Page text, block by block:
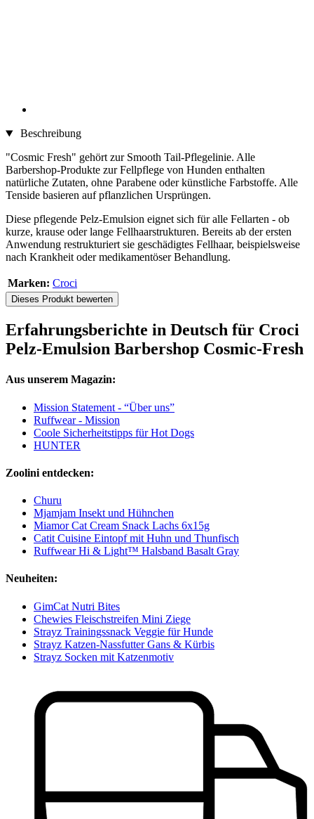
Beschreibung
"Cosmic Fresh" gehört zur Smooth Tail-Pflegelinie. Alle
Barbershop-Produkte zur Fellpflege von Hunden enthalten
natürliche Zutaten, ohne Parabene oder künstliche Farbstoffe. Alle
Tenside basieren auf pflanzlichen Ursprüngen.
Diese pflegende Pelz-Emulsion eignet sich für alle Fellarten - ob
kurze, krause oder lange Fellhaarstrukturen. Bereits ab der ersten
Anwendung restrukturiert sie geschädigtes Fellhaar, beispielsweise
nach Krankheit oder medikamentöser Behandlung.
Marken: Croci
Dieses Produkt bewerten
Erfahrungsberichte in Deutsch für Croci
Pelz-Emulsion Barbershop Cosmic-Fresh
Aus unserem Magazin:
Mission Statement - “Über uns”
Ruffwear - Mission
Coole Sicherheitstipps für Hot Dogs
HUNTER
Zoolini entdecken:
Churu
Mjamjam Insekt und Hühnchen
Miamor Cat Cream Snack Lachs 6x15g
Catit Cuisine Eintopf mit Huhn und Thunfisch
Ruffwear Hi & Light™ Halsband Basalt Gray
Neuheiten:
GimCat Nutri Bites
Chewies Fleischstreifen Mini Ziege
Strayz Trainingssnack Veggie für Hunde
Strayz Katzen-Nassfutter Gans & Kürbis
Strayz Socken mit Katzenmotiv